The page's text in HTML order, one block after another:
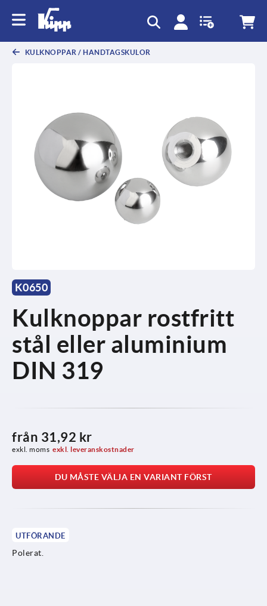
KULKNOPPAR / HANDTAGSKULOR
K0650
Kulknoppar rostfritt
stål eller aluminium
DIN 319
från 31,92 kr
exkl. moms exkl. leveranskostnader
DU MÅSTE VÄLJA EN VARIANT FÖRST
UTFÖRANDE
Polerat.